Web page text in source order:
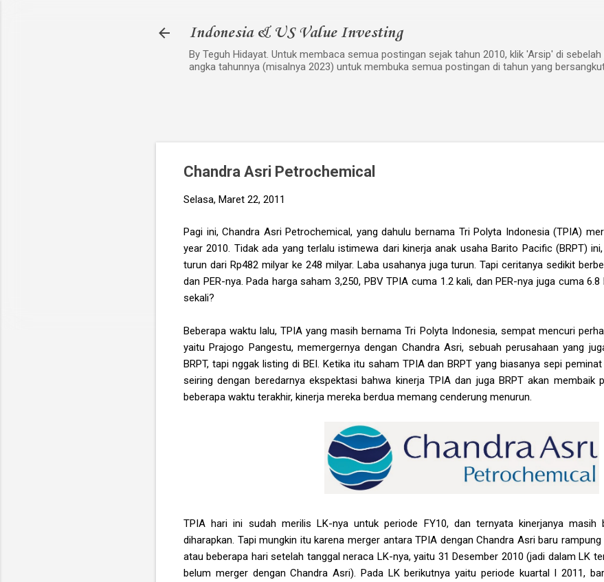
Indonesia & US Value Investing
By Teguh Hidayat. Untuk membaca semua postingan sejak tahun 2010, klik 'Arsip' di
angka tahunnya (misalnya 2023) untuk membuka semua postingan di tahun yang
Chandra Asri Petrochemical
Selasa, Maret 22, 2011
Pagi ini, Chandra Asri Petrochemical, yang dahulu bernama Tri Polyta Indonesia (TPIA)
year 2010. Tidak ada yang terlalu istimewa dari kinerja anak usaha Barito Pacific (BRPT)
turun dari Rp482 milyar ke 248 milyar. Laba usahanya juga turun. Tapi ceritanya sedikit
dan PER-nya. Pada harga saham 3,250, PBV TPIA cuma 1.2 kali, dan PER-nya juga cuma
sekali?
Beberapa waktu lalu, TPIA yang masih bernama Tri Polyta Indonesia, sempat mencuri
yaitu Prajogo Pangestu, memergernya dengan Chandra Asri, sebuah perusahaan yang
BRPT, tapi nggak listing di BEI. Ketika itu saham TPIA dan BRPT yang biasanya sepi
seiring dengan beredarnya ekspektasi bahwa kinerja TPIA dan juga BRPT akan membaik
beberapa waktu terakhir, kinerja mereka berdua memang cenderung menurun.
TPIA hari ini sudah merilis LK-nya untuk periode FY10, dan ternyata kinerjanya masih
diharapkan. Tapi mungkin itu karena merger antara TPIA dengan Chandra Asri baru
atau beberapa hari setelah tanggal neraca LK-nya, yaitu 31 Desember 2010 (jadi dalam LK
belum merger dengan Chandra Asri). Pada LK berikutnya yaitu periode kuartal I 2011,